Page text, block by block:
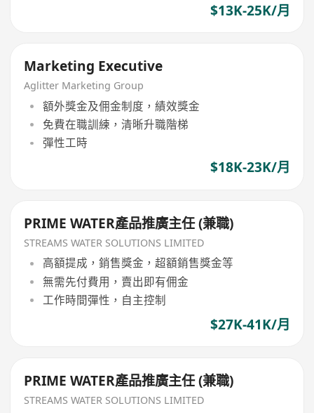
$13K-25K/月
Marketing Executive
Aglitter Marketing Group
額外獎金及佣金制度，績效獎金
免費在職訓練，清晰升職階梯
彈性工時
$18K-23K/月
PRIME WATER產品推廣主任 (兼職)
STREAMS WATER SOLUTIONS LIMITED
高額提成，銷售獎金，超額銷售獎金等
無需先付費用，賣出即有佣金
工作時間彈性，自主控制
$27K-41K/月
PRIME WATER產品推廣主任 (兼職)
STREAMS WATER SOLUTIONS LIMITED